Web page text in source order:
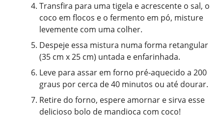
Transfira para uma tigela e acrescente o sal, o
coco em flocos e o fermento em pó, misture
levemente com uma colher.
Despeje essa mistura numa forma retangular
(35 cm x 25 cm) untada e enfarinhada.
Leve para assar em forno pré-aquecido a 200
graus por cerca de 40 minutos ou até dourar.
Retire do forno, espere amornar e sirva esse
delicioso bolo de mandioca com coco!